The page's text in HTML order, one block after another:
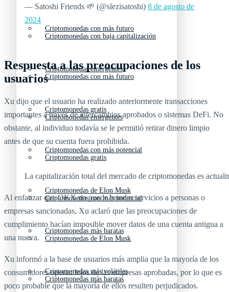
Criptomonedas con más futuro
Criptomonedas emergentes
Criptomonedas gratis
Criptomonedas con más potencial
Criptomonedas de Elon Musk
Criptomonedas más baratas
Criptomonedas más volátiles
Criptomonedas con baja capitalización
Criptomonedas con más futuro
Criptomonedas emergentes
Criptomonedas gratis
Criptomonedas con más potencial
Criptomonedas de Elon Musk
Criptomonedas más baratas
— Satoshi Friends 🌱 (@slezisatoshi) 8 de agosto de
2024
Respuesta a las preocupaciones de los
usuarios
Xu dijo que el usuario ha realizado anteriormente transacciones
importantes a través de intercambios aprobados o sistemas DeFi. No
obstante, al individuo todavía se le permitió retirar dinero limpio
antes de que su cuenta fuera prohibida.
La capitalización total del mercado de criptomonedas es
Al enfatizar que OKX no puede brindar servicios a personas o
empresas sancionadas, Xu aclaró que las preocupaciones de
cumplimiento hacían imposible mover datos de una cuenta antigua a
una nueva.
Xu informó a la base de usuarios más amplia que la mayoría de los
consumidores operan lejos de las empresas aprobadas, por lo que es
poco probable que la mayoría de ellos resulten perjudicados.